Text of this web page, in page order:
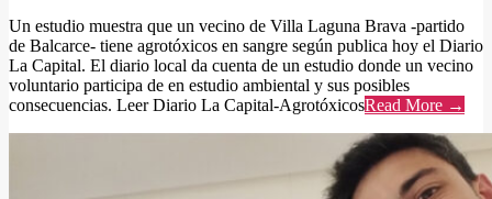
Un estudio muestra que un vecino de Villa Laguna Brava -partido
de Balcarce- tiene agrotóxicos en sangre según publica hoy el Diario
La Capital. El diario local da cuenta de un estudio donde un vecino
voluntario participa de en estudio ambiental y sus posibles
consecuencias. Leer Diario La Capital-AgrotóxicosRead More →